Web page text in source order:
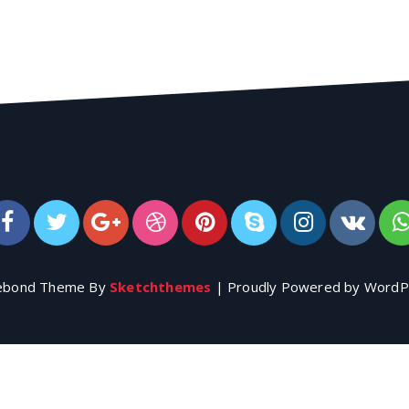
Theme By Sketchthemes | Proudly Powered by